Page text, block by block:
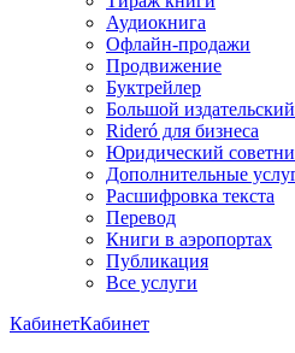
Аудиокнига
Офлайн-продажи
Продвижение
Буктрейлер
Большой
Rideró для бизнеса
Юридический
Дополнительные
Расшифровка текста
Перевод
Книги в аэропортах
Публикация
Все услуги
КабинетКабинет